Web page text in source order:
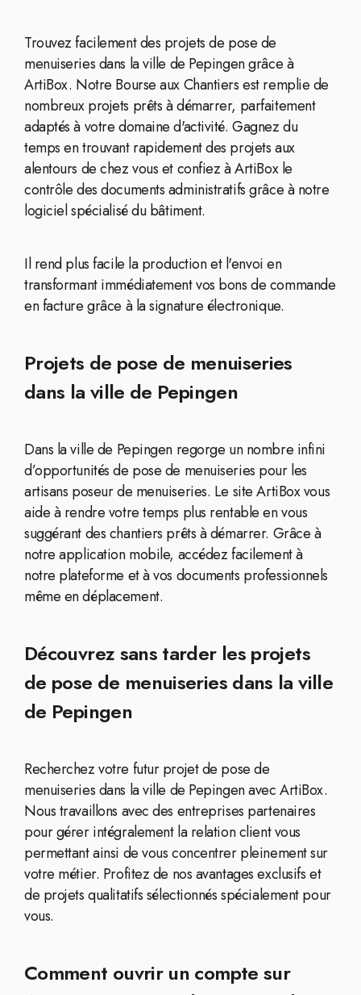
Trouvez facilement des projets de pose de
menuiseries dans la ville de Pepingen grâce à
ArtiBox. Notre Bourse aux Chantiers est remplie de
nombreux projets prêts à démarrer, parfaitement
adaptés à votre domaine d'activité. Gagnez du
temps en trouvant rapidement des projets aux
alentours de chez vous et confiez à ArtiBox le
contrôle des documents administratifs grâce à notre
logiciel spécialisé du bâtiment.
Il rend plus facile la production et l'envoi en
transformant immédiatement vos bons de commande
en facture grâce à la signature électronique.
Projets de pose de menuiseries
dans la ville de Pepingen
Dans la ville de Pepingen regorge un nombre infini
d’opportunités de pose de menuiseries pour les
artisans poseur de menuiseries. Le site ArtiBox vous
aide à rendre votre temps plus rentable en vous
suggérant des chantiers prêts à démarrer. Grâce à
notre application mobile, accédez facilement à
notre plateforme et à vos documents professionnels
même en déplacement.
Découvrez sans tarder les projets
de pose de menuiseries dans la ville
de Pepingen
Recherchez votre futur projet de pose de
menuiseries dans la ville de Pepingen avec ArtiBox.
Nous travaillons avec des entreprises partenaires
pour gérer intégralement la relation client vous
permettant ainsi de vous concentrer pleinement sur
votre métier. Profitez de nos avantages exclusifs et
de projets qualitatifs sélectionnés spécialement pour
vous.
Comment ouvrir un compte sur